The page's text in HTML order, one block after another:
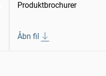
Produktbrochurer
Åbn fil